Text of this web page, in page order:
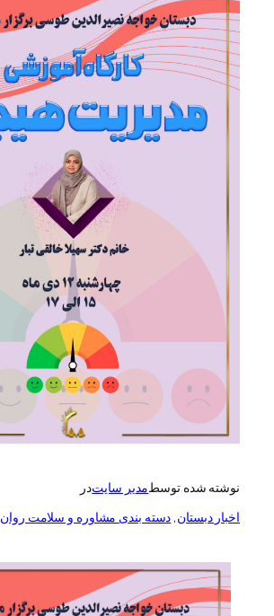
نوشته شده توسطمدیر سایتدر
اخبار دبستان, دسته بندی مشاوره و سلامت روان